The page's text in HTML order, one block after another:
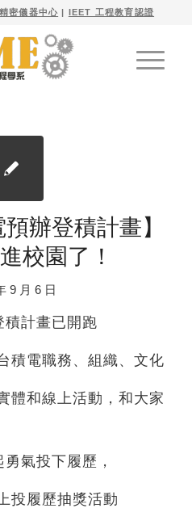
密儀器中心 | IEET 工程教育認證
辦登積計畫】
校園了！
9 月 6 日
計畫已開跑
積電職務、組織、文化
體和線上活動，和大家
氣投下履歷，
投履歷抽獎活動